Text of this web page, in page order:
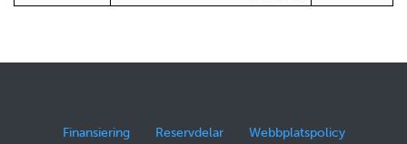
Finansiering Reservdelar Webbplatspolicy